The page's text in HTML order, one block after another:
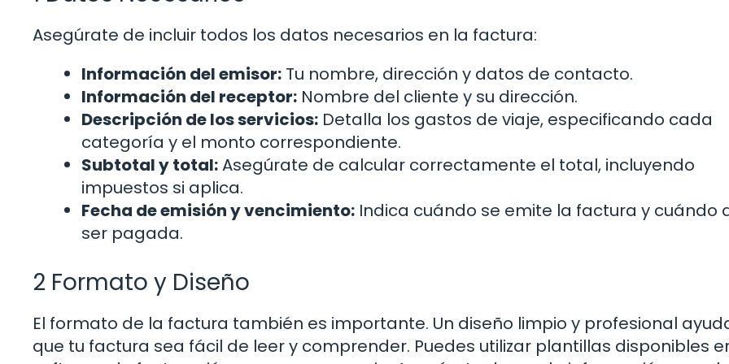
Asegúrate de incluir todos los datos necesarios en la factura:
Información del emisor: Tu nombre, dirección y datos de contacto.
Información del receptor: Nombre del cliente y su dirección.
Descripción de los servicios: Detalla los gastos de viaje, especificando cada
categoría y el monto correspondiente.
Subtotal y total:Asegúrate de calcular correctamente el total, incluyendo
impuestos si aplica.
Fecha de emisión y vencimiento: Indica cuándo se emite la factura y cuándo
ser pagada.
2 Formato y Diseño
El formato de la factura también es importante. Un diseño limpio y profesional
que tu factura sea fácil de leer y comprender. Puedes utilizar plantillas disponibles